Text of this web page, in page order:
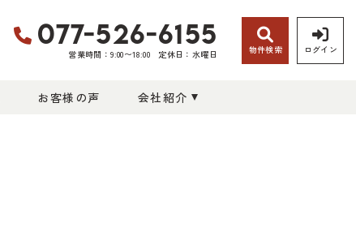
077-526-6155
営業時間：9:00〜18:00 定休日：水曜日 物件検索 ログイン
お客様の声 会社紹介